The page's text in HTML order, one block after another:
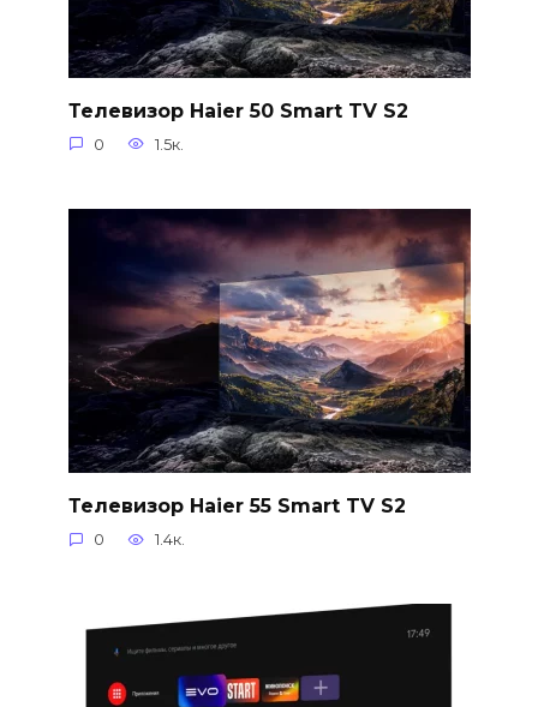
Телевизор Haier 50 Smart TV S2
0 1.5к.
Телевизор Haier 55 Smart TV S2
0 1.4к.